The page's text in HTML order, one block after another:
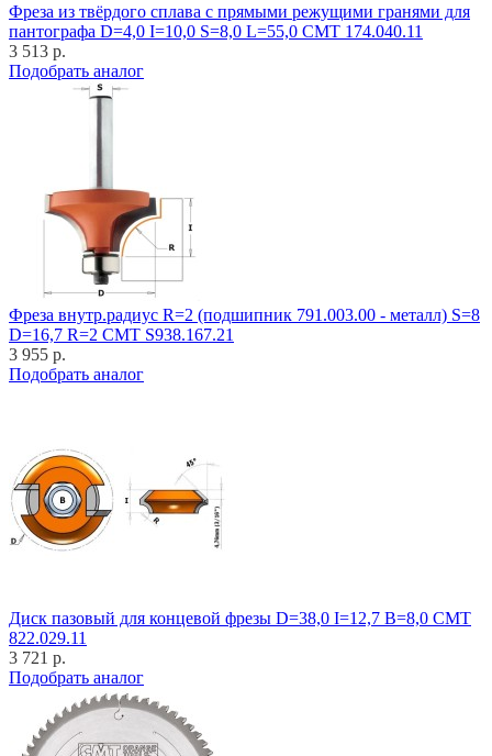
Фреза из твёрдого сплава с прямыми режущими гранями для
пантографа D=4,0 I=10,0 S=8,0 L=55,0 CMT 174.040.11
3 513 р.
Подобрать аналог
Фреза внутр.радиус R=2 (подшипник 791.003.00 - металл) S=8
D=16,7 R=2 CMT S938.167.21
3 955 р.
Подобрать аналог
Диск пазовый для концевой фрезы D=38,0 I=12,7 B=8,0 CMT
822.029.11
3 721 р.
Подобрать аналог